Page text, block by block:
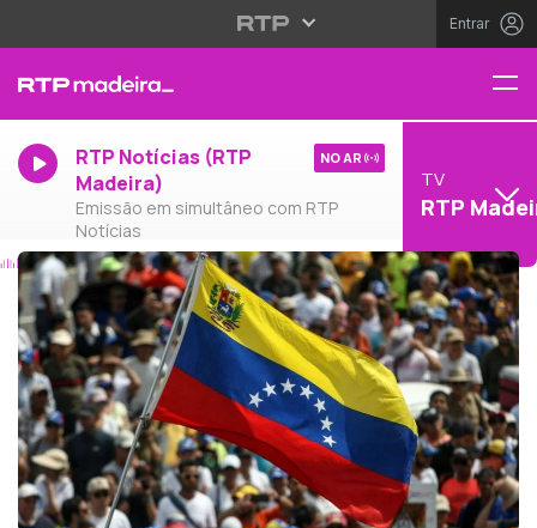
Entrar
RTP Notícias (RTP
Madeira)
Emissão em simultâneo com RTP
Notícias
NO AR
TV
RTP